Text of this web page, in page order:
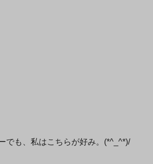
でも、私はこちらが好み。(*^_^*)/